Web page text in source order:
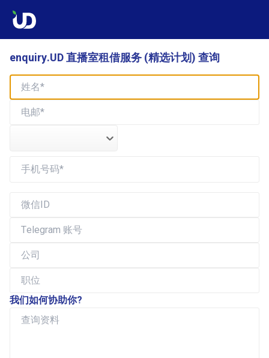
enquiry.UD 直播室租借服务 (精选计划) 查询
我们如何协助你?